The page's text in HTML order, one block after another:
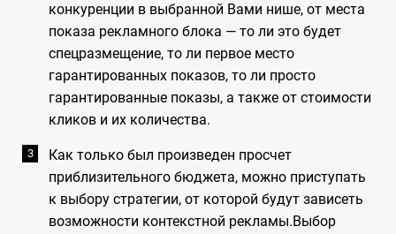
конкуренции в выбранной Вами нише, от места
показа рекламного блока — то ли это будет
спецразмещение, то ли первое место
гарантированных показов, то ли просто
гарантированные показы, а также от стоимости
кликов и их количества.
Как только был произведен просчет
приблизительного бюджета, можно приступать
к выбору стратегии, от которой будут зависеть
возможности контекстной рекламы.Выбор